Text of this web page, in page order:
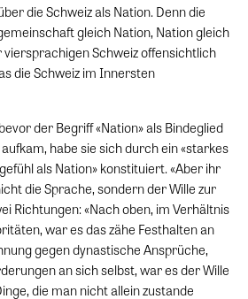
die Schweiz als Nation. Denn die
gleich Nation, Nation gleich
Schweiz offensichtlich
die Schweiz im Innersten
der Begriff «Nation» als Bindeglied
habe sie sich durch ein «starkes
als Nation» konstituiert. «Aber ihr
die Sprache, sondern der Wille zur
Richtungen: «Nach oben, im Verhältnis
war es das zähe Festhalten an
gegen dynastische Ansprüche,
an sich selbst, war es der Wille
die man nicht allein zustande